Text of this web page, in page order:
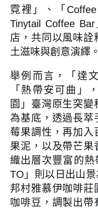
霓裡」、「
Tinytail Coffee
店，共同以風味詮
土滋味與創意演繹。
舉例而言，「達
「熱帶安可曲」
園」臺灣原生突
為基底，透過長萃
莓果調性，再加入
果泥，以及帶芒果
織出層次豐富的熱
TO」則以日出山
邦村雅慕伊咖啡莊
咖啡豆，調製出帶